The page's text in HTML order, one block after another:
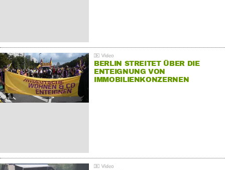
BERLIN STREITET ÜBER DIE
ENTEIGNUNG VON
IMMOBILIENKONZERNEN